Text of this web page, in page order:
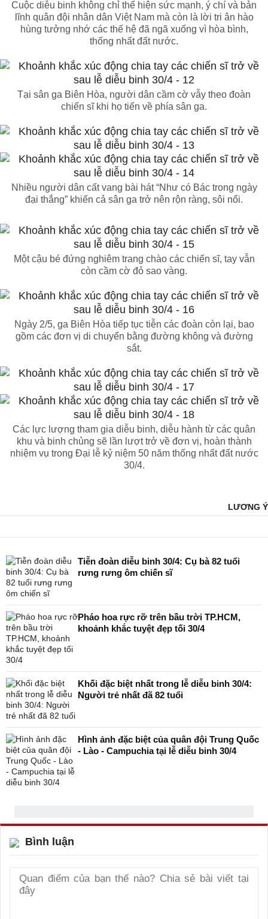
Cuộc diễu binh không chỉ thể hiện sức mạnh, ý chí và bản
lĩnh quân đội nhân dân Việt Nam mà còn là lời tri ân hào
hùng tưởng nhớ các thế hệ đã ngã xuống vì hòa bình,
thống nhất đất nước.
Tại sân ga Biên Hòa, người dân cầm cờ vẫy theo đoàn
chiến sĩ khi họ tiến về phía sân ga.
Nhiều người dân cất vang bài hát “Như có Bác trong ngày
đại thắng” khiến cả sân ga trở nên rộn ràng, sôi nổi.
Một cậu bé đứng nghiêm trang chào các chiến sĩ, tay vẫn
còn cầm cờ đỏ sao vàng.
Ngày 2/5, ga Biên Hòa tiếp tục tiễn các đoàn còn lại, bao
gồm các đơn vị di chuyển bằng đường không và đường
sắt.
Các lực lượng tham gia diễu binh, diễu hành từ các quân
khu và binh chủng sẽ lần lượt trở về đơn vị, hoàn thành
nhiệm vụ trong Đại lễ kỷ niệm 50 năm thống nhất đất nước
30/4.
LƯƠNG Ý
Tiễn đoàn diễu binh 30/4: Cụ bà 82 tuổi
rưng rưng ôm chiến sĩ
Pháo hoa rực rỡ trên bầu trời TP.HCM,
khoảnh khắc tuyệt đẹp tối 30/4
Khối đặc biệt nhất trong lễ diễu binh 30/4:
Người trẻ nhất đã 82 tuổi
Hình ảnh đặc biệt của quân đội Trung Quốc
- Lào - Campuchia tại lễ diễu binh 30/4
Bình luận